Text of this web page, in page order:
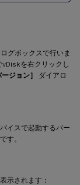
グボックスで行いま
を右クリックし
ジョン］
ダイアロ
イスで起動するバー
す。
示されます：